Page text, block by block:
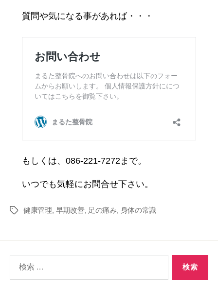
質問や気になる事があれば・・・
もしくは、086-221-7272まで。
いつでも気軽にお問合せ下さい。
タ
健康管理, 早期改善, 足の痛み, 身体の常識